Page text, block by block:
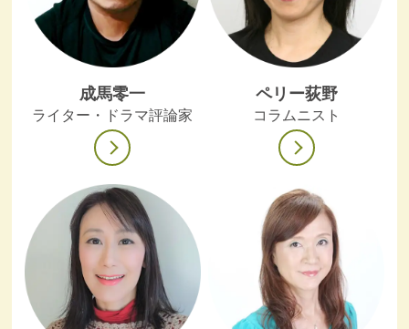
成馬零一
ライター・ドラマ評論家
ペリー荻野
コラムニスト